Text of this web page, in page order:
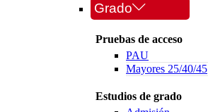
Grado
Pruebas de acceso
PAU
Mayores 25/40/45
Estudios de grado